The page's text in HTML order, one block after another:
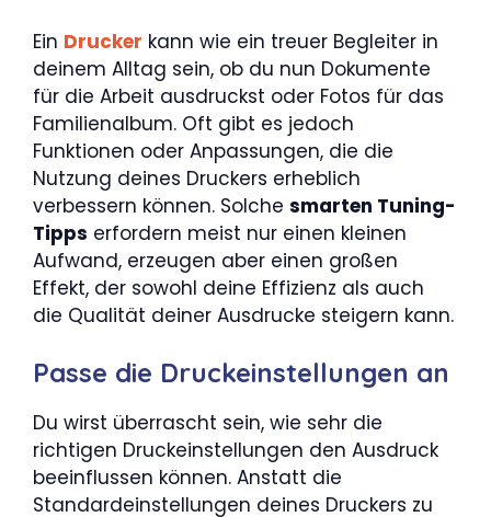
Ein Drucker kann wie ein treuer Begleiter in
deinem Alltag sein, ob du nun Dokumente
für die Arbeit ausdruckst oder Fotos für das
Familienalbum. Oft gibt es jedoch
Funktionen oder Anpassungen, die die
Nutzung deines Druckers erheblich
verbessern können. Solche smarten Tuning-
Tipps erfordern meist nur einen kleinen
Aufwand, erzeugen aber einen großen
Effekt, der sowohl deine Effizienz als auch
die Qualität deiner Ausdrucke steigern kann.
Passe die Druckeinstellungen an
Du wirst überrascht sein, wie sehr die
richtigen Druckeinstellungen den Ausdruck
beeinflussen können. Anstatt die
Standardeinstellungen deines Druckers zu